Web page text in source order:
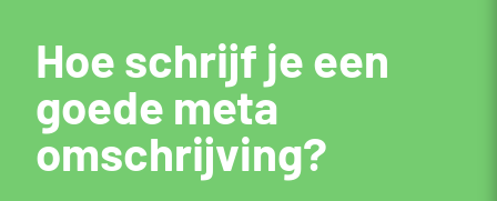
Hoe schrijf je een
goede meta
omschrijving?